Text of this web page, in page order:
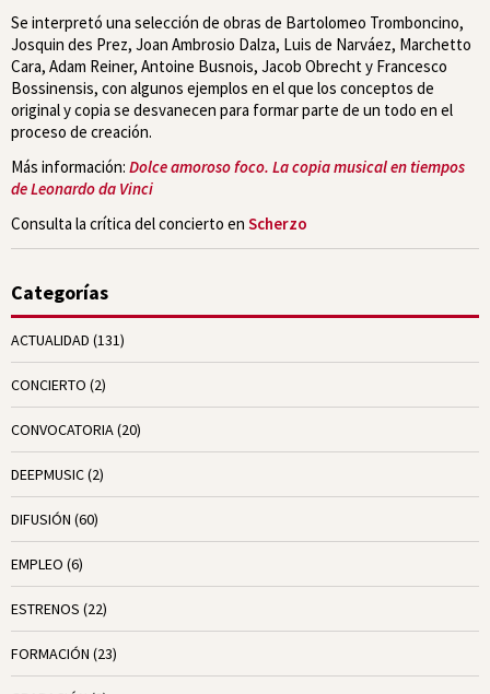
Se interpretó una selección de obras de Bartolomeo Tromboncino,
Josquin des Prez, Joan Ambrosio Dalza, Luis de Narváez, Marchetto
Cara, Adam Reiner, Antoine Busnois, Jacob Obrecht y Francesco
Bossinensis, con algunos ejemplos en el que los conceptos de
original y copia se desvanecen para formar parte de un todo en el
proceso de creación.
Más información: Dolce amoroso foco. La copia musical en tiempos
de Leonardo da Vinci
Consulta la crítica del concierto en Scherzo
Categorías
ACTUALIDAD (131)
CONCIERTO (2)
CONVOCATORIA(20)
DEEPMUSIC(2)
DIFUSIÓN (60)
EMPLEO (6)
ESTRENOS (22)
FORMACIÓN (23)